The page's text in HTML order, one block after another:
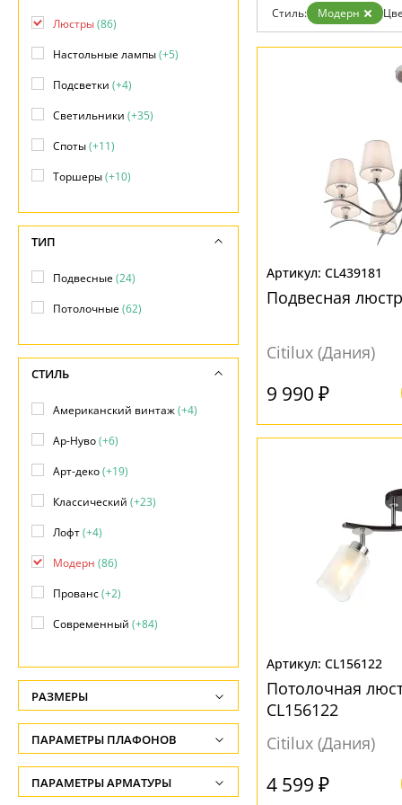
Возврат
Отзывы
Установка
Дизайнерам
Бренды
Контакты
Стиль: Модерн
CL439181
Подвесная
Citilux (Дания)
9 990 ₽
CL156122
Потолочная
CL156122
Citilux (Дания)
4 599 ₽
Люстры(86)
Настольные лампы(+5)
Подсветки (+4)
Светильники (+35)
Споты(+11)
Торшеры(+10)
ТИП
Подвесные(24)
Потолочные(62)
СТИЛЬ
Американский винтаж(+4)
Ар-Нуво(+6)
Арт-деко(+19)
Классический (+23)
Лофт(+4)
Модерн (86)
Прованс(+2)
Современный (+84)
РАЗМЕРЫ
Высота, см
-
Длина подвеса, см
ПАРАМЕТРЫ ПЛАФОНОВ
ФОРМА ПЛАФОНА
ПАРАМЕТРЫ АРМАТУРЫ